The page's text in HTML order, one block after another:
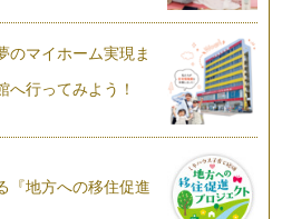
バースデーと呼び、部屋を飾り付
い&he…
のお誕生日～（１）
ーとして、子どものお誕生会を思
のマイホーム実現ま
行ってみよう！
『地方への移住促進